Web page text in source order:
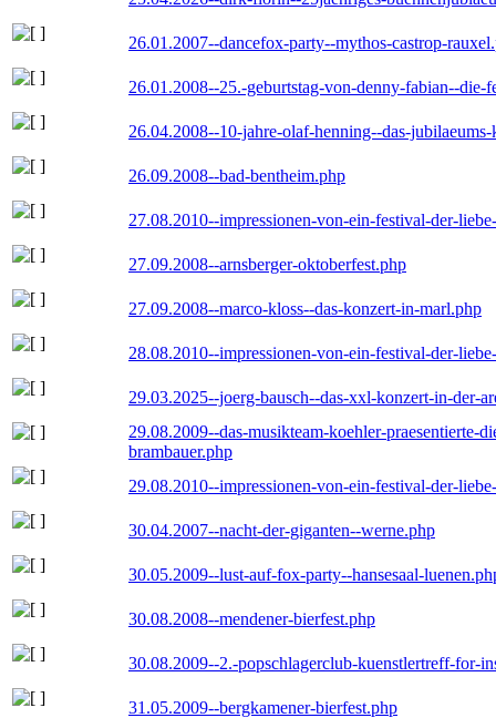
26.01.2007--dancefox-party--mythos-castrop-
26.01.2008--25.-geburtstag-von-denny-fabian--die-
26.04.2008--10-jahre-olaf-henning--das-
26.09.2008--bad-bentheim.php
27.08.2010--impressionen-von-ein-festival-der-
27.09.2008--arnsberger-oktoberfest.php
27.09.2008--marco-kloss--das-konzert-in-marl.php
28.08.2010--impressionen-von-ein-festival-der-
29.03.2025--joerg-bausch--das-xxl-konzert-in-der-
29.08.2009--das-musikteam-koehler-praesentierte-
brambauer.php
29.08.2010--impressionen-von-ein-festival-der-
30.04.2007--nacht-der-giganten--werne.php
30.05.2009--lust-auf-fox-party--hansesaal-
30.08.2008--mendener-bierfest.php
30.08.2009--2.-popschlagerclub-kuenstlertreff-for-
31.05.2009--bergkamener-bierfest.php